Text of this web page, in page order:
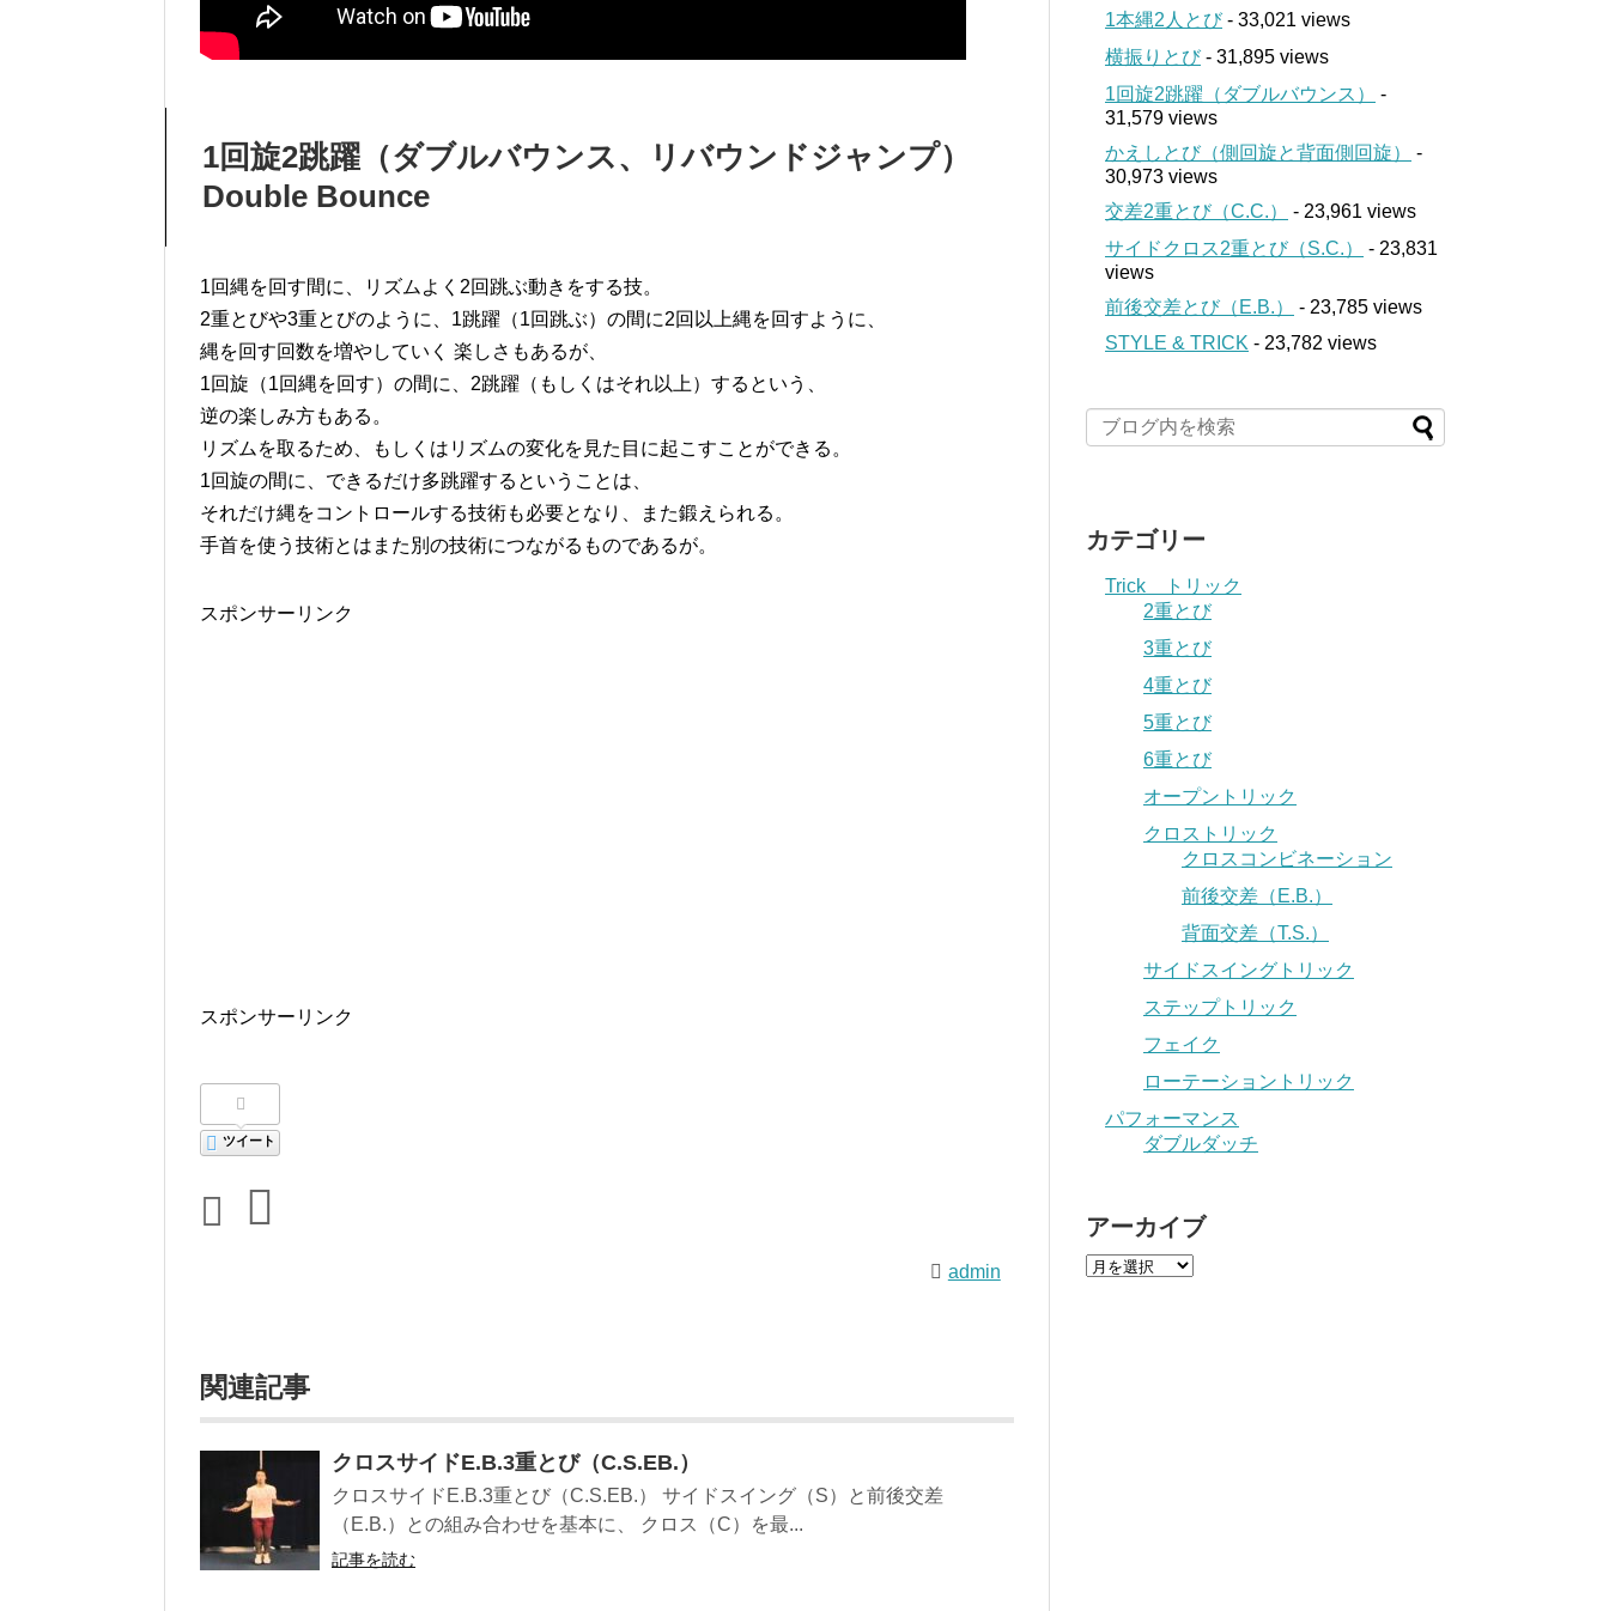
1回旋2跳躍（ダブルバウンス、リバウンドジャンプ）
Double Bounce
1回縄を回す間に、リズムよく2回跳ぶ動きをする技。
2重とびや3重とびのように、1跳躍（1回跳ぶ）の間に2回以上縄を回すように、
縄を回す回数を増やしていく 楽しさもあるが、
1回旋（1回縄を回す）の間に、2跳躍（もしくはそれ以上）するという、
逆の楽しみ方もある。
リズムを取るため、もしくはリズムの変化を見た目に起こすことができる。
1回旋の間に、できるだけ多跳躍するということは、
それだけ縄をコントロールする技術も必要となり、また鍛えられる。
手首を使う技術とはまた別の技術につながるものであるが。
スポンサーリンク
スポンサーリンク
ツイート
admin
関連記事
クロスサイドE.B.3重とび（C.S.EB.）
クロスサイドE.B.3重とび（C.S.EB.） サイドスイング（S）と前後交差
（E.B.）との組み合わせを基本に、 クロス（C）を最...
記事を読む
1本縄2人とび- 33,021 views
横振りとび- 31,895 views
1回旋2跳躍（ダブルバウンス）
-
31,579 views
かえしとび（側回旋と背面側回旋）
-
30,973 views
交差2重とび（C.C.）
- 23,961 views
サイドクロス2重とび（S.C.）
- 23,831
views
前後交差とび（E.B.）
- 23,785 views
STYLE & TRICK - 23,782 views
カテゴリー
Trick トリック
2重とび
3重とび
4重とび
5重とび
6重とび
オープントリック
クロストリック
クロスコンビネーション
前後交差（E.B.）
背面交差（T.S.）
サイドスイングトリック
ステップトリック
フェイク
ローテーショントリック
パフォーマンス
ダブルダッチ
アーカイブ